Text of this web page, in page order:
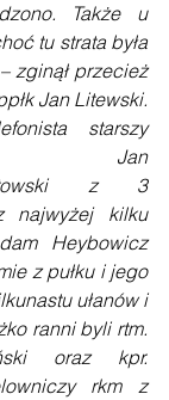
Także u
tu strata była
zginął przecież
Jan Litewski.
starszy
Jan
z 3
najwyżej kilku
Heybowicz
z pułku i jego
ułanów i
ranni byli rtm.
oraz kpr.
rkm z